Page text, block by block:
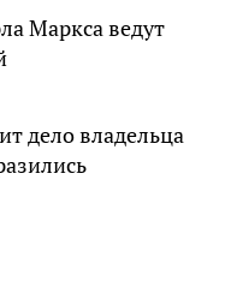
Маркса ведут
дело владельца